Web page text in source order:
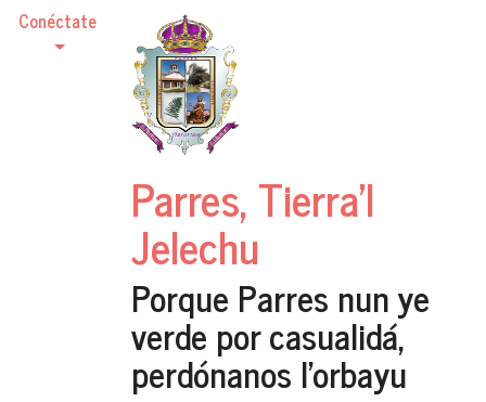
Conéctate
Parres, Tierra'l
Jelechu
Porque Parres nun ye
verde por casualidá,
perdónanos l'orbayu